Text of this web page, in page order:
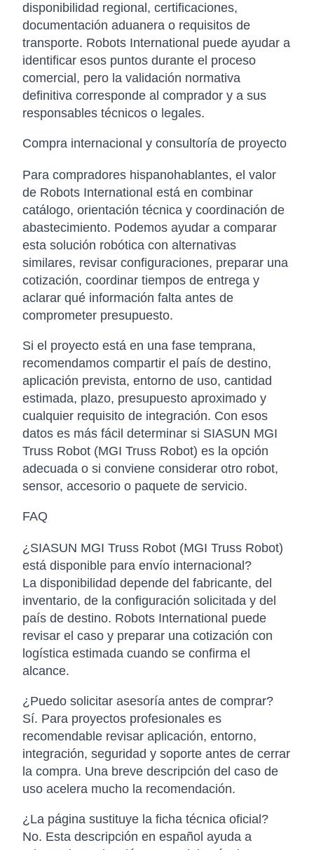
disponibilidad regional, certificaciones,
documentación aduanera o requisitos de
transporte. Robots International puede ayudar a
identificar esos puntos durante el proceso
comercial, pero la validación normativa
definitiva corresponde al comprador y a sus
responsables técnicos o legales.
Compra internacional y consultoría de proyecto
Para compradores hispanohablantes, el valor
de Robots International está en combinar
catálogo, orientación técnica y coordinación de
abastecimiento. Podemos ayudar a comparar
esta solución robótica con alternativas
similares, revisar configuraciones, preparar una
cotización, coordinar tiempos de entrega y
aclarar qué información falta antes de
comprometer presupuesto.
Si el proyecto está en una fase temprana,
recomendamos compartir el país de destino,
aplicación prevista, entorno de uso, cantidad
estimada, plazo, presupuesto aproximado y
cualquier requisito de integración. Con esos
datos es más fácil determinar si SIASUN MGI
Truss Robot (MGI Truss Robot) es la opción
adecuada o si conviene considerar otro robot,
sensor, accesorio o paquete de servicio.
FAQ
¿SIASUN MGI Truss Robot (MGI Truss Robot)
está disponible para envío internacional?
La disponibilidad depende del fabricante, del
inventario, de la configuración solicitada y del
país de destino. Robots International puede
revisar el caso y preparar una cotización con
logística estimada cuando se confirma el
alcance.
¿Puedo solicitar asesoría antes de comprar?
Sí. Para proyectos profesionales es
recomendable revisar aplicación, entorno,
integración, seguridad y soporte antes de cerrar
la compra. Una breve descripción del caso de
uso acelera mucho la recomendación.
¿La página sustituye la ficha técnica oficial?
No. Esta descripción en español ayuda a